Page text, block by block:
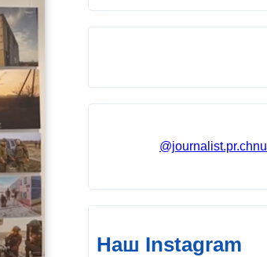
@journalist.pr.chnu
Наш Instagram